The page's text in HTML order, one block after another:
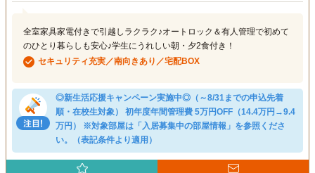
全室家具家電付きで引越しラクラク♪オートロック＆有人管理で初めて
のひとり暮らしも安心♪学生にうれしい朝・夕2食付き！
セキュリティ充実／南向きあり／宅配BOX
◎新生活応援キャンペーン実施中◎（～8/31までの申込先着
順・在校生対象） 初年度年間管理費 5万円OFF（14.4万円→9.4
万円） ※対象部屋は「入居募集中の部屋情報」を参照くださ
い。（表記条件より適用）